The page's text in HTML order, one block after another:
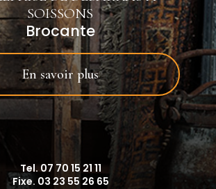
SOISSONS
Brocante
En savoir plus
Tel. 07 70 15 21 11
Fixe. 03 23 55 26 65